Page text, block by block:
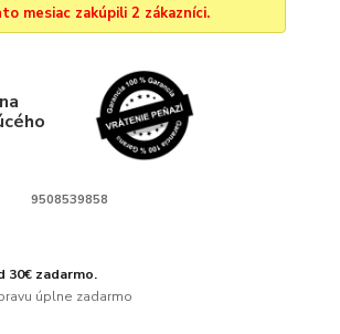
mesiac zakúpili 2 zákazníci.
9508539858
30€ zadarmo.
úplne zadarmo